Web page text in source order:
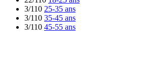
3/110 25-35 ans
3/110 35-45 ans
3/110 45-55 ans